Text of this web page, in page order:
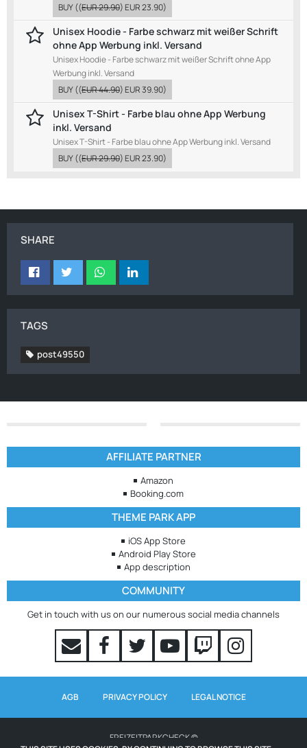
BUY((EUR 29.90)EUR 23.90)
Unisex Hoodie - Farbe schwarz mit weißer Schrift
ohne App Werbung inkl. Versand
Unisex Hoodie - Farbe schwarz mit weißer Schrift ohne App
Werbung inkl. Versand
BUY((EUR 44.90)EUR 39.90)
Unisex T-Shirt - Farbe blau ohne App Werbung
inkl. Versand
Unisex T-Shirt - Farbe blau ohne App Werbung inkl. Versand
BUY((EUR 29.90)EUR 23.90)
SHARE
TAGS
post49550
AFFILIATE PARTNER
Amazon
Booking.com
THEME PARK APP
iOS App Store
Android Play Store
App description
COMMUNITY
Get in touch with us on our numerous social media channels
AGB PRIVACY POLICY LEGAL NOTICE
FREIZEITPARKCHECK ©